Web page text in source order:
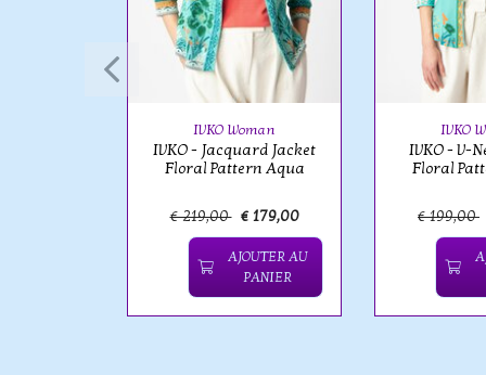
IVKO Woman
IVKO - Jacquard Jacket
Floral Pattern Aqua
€ 219,00 € 179,00
AJOUTER AU
PANIER
IVKO
IVKO - V-
Floral
€ 199,00